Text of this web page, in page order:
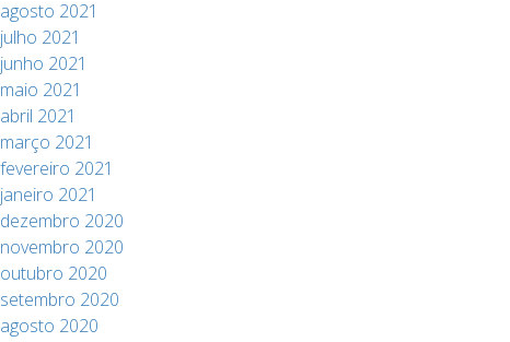
agosto 2021
julho 2021
junho 2021
maio 2021
abril 2021
março 2021
fevereiro 2021
janeiro 2021
dezembro 2020
novembro 2020
outubro 2020
setembro 2020
agosto 2020